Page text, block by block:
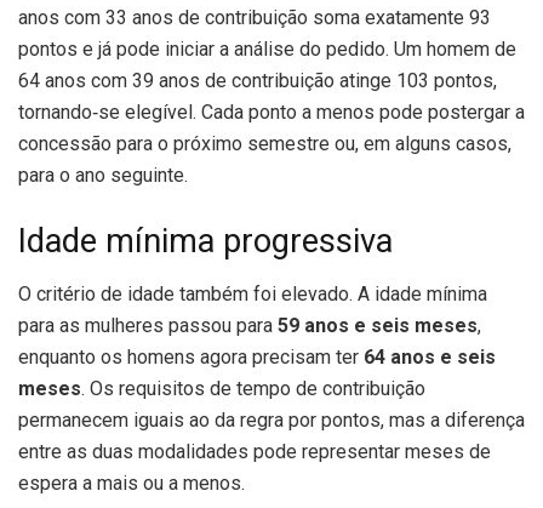
anos com 33 anos de contribuição soma exatamente 93
pontos e já pode iniciar a análise do pedido. Um homem de
64 anos com 39 anos de contribuição atinge 103 pontos,
tornando‑se elegível. Cada ponto a menos pode postergar a
concessão para o próximo semestre ou, em alguns casos,
para o ano seguinte.
Idade mínima progressiva
O critério de idade também foi elevado. A idade mínima
para as mulheres passou para 59 anos e seis meses,
enquanto os homens agora precisam ter 64 anos e seis
meses. Os requisitos de tempo de contribuição
permanecem iguais ao da regra por pontos, mas a diferença
entre as duas modalidades pode representar meses de
espera a mais ou a menos.